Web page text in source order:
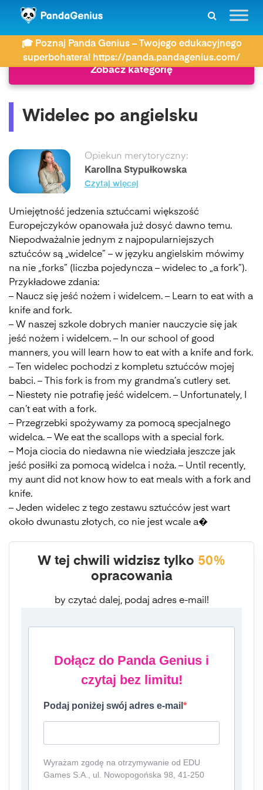
🎓 Poznaj Panda Genius – Twojego edukacyjnego
superbohatera! https://panda.pandagenius.com/
ZDAY Język angielski Widelec po angielsku
Zobacz kategorię
Widelec po angielsku
Opiekun merytoryczny:
Karolina Stypułkowska
Czytaj więcej
Umiejętność jedzenia sztućcami większość
Europejczyków opanowała już dosyć dawno temu.
Niepodważalnie jednym z najpopularniejszych
sztućców są „widelce” – w języku angielskim mówimy
na nie „forks” (liczba pojedyncza – widelec to „a fork”).
Przykładowe zdania:
– Naucz się jeść nożem i widelcem. – Learn to eat with a
knife and fork.
– W naszej szkole dobrych manier nauczycie się jak
jeść nożem i widelcem. – In our school of good
manners, you will learn how to eat with a knife and fork.
– Ten widelec pochodzi z kompletu sztućców mojej
babci. – This fork is from my grandma’s cutlery set.
– Niestety nie potrafię jeść widelcem. – Unfortunately, I
can’t eat with a fork.
– Przegrzebki spożywamy za pomocą specjalnego
widelca. – We eat the scallops with a special fork.
– Moja ciocia do niedawna nie wiedziała jeszcze jak
jeść posiłki za pomocą widelca i noża. – Until recently,
my aunt did not know how to eat meals with a fork and
knife.
– Jeden widelec z tego zestawu sztućców jest wart
około dwunastu złotych, co nie jest wcale a�
W tej chwili widzisz tylko 50%
opracowania
by czytać dalej, podaj adres e-mail!
Dołącz do Panda Genius i
czytaj bez limitu!
Podaj poniżej swój adres e-mail
Wyrażam zgodę na otrzymywanie od EDU
Games S.A., ul. Nowopogońska 98, 41-250